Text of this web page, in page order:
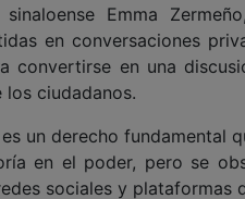
Emma
en conversaciones
convertirse en una
ciudadanos.
un derecho fundamental
en el poder, pero se
sociales y plataformas